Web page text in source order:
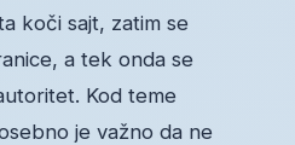
koči sajt, zatim se
a tek onda se
Kod teme
je važno da ne